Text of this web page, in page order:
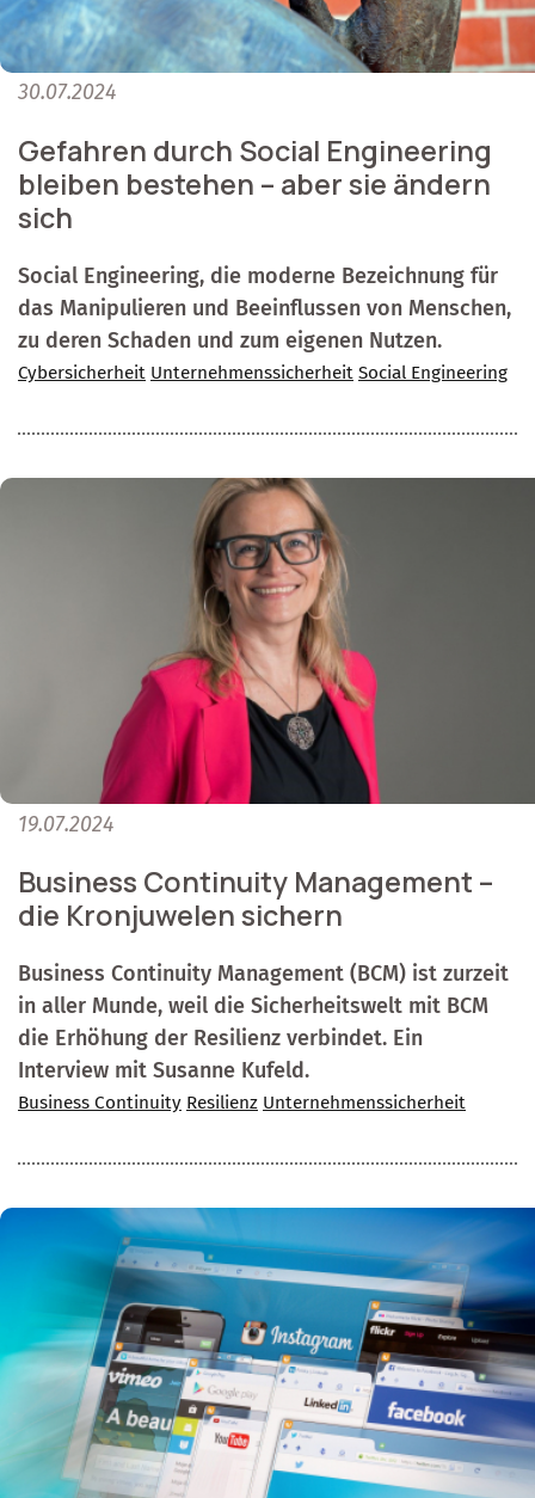
30.07.2024
Gefahren durch Social Engineering
bleiben bestehen – aber sie ändern
sich
Social Engineering, die moderne Bezeichnung für
das Manipulieren und Beeinflussen von Menschen,
zu deren Schaden und zum eigenen Nutzen.
Cybersicherheit Unternehmenssicherheit Social Engineering
19.07.2024
Business Continuity Management –
die Kronjuwelen sichern
Business Continuity Management (BCM) ist zurzeit
in aller Munde, weil die Sicherheitswelt mit BCM
die Erhöhung der Resilienz verbindet. Ein
Interview mit Susanne Kufeld.
Business Continuity Resilienz Unternehmenssicherheit